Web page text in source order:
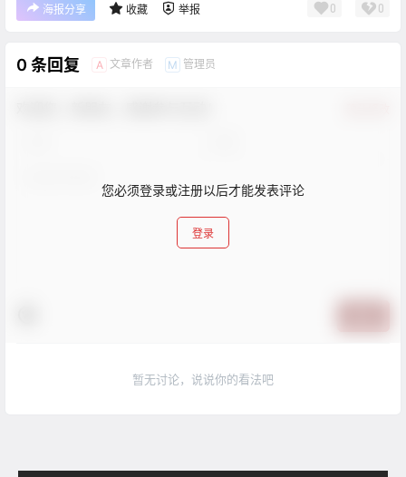
海报分享 收藏 举报 0 0
0 条回复 A 文章作者 M 管理员
您必须登录或注册以后才能发表评论
登录
暂无讨论，说说你的看法吧